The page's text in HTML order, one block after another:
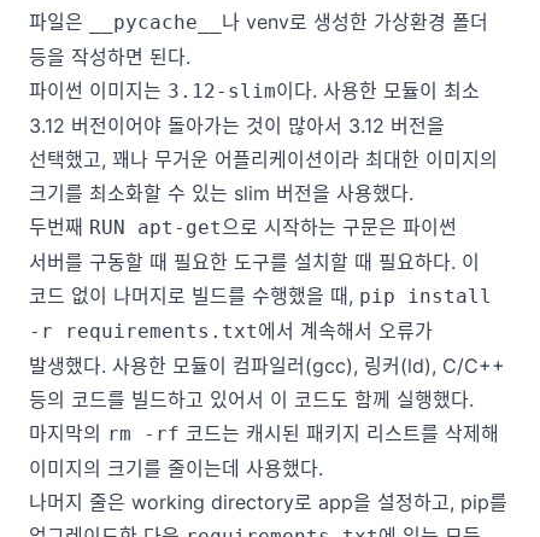
파일은 __pycache__ 나 venv로 생성한 가상환경 폴더
등을 작성하면 된다.
파이썬 이미지는 3.12-slim이다. 사용한 모듈이 최소
3.12 버전이어야 돌아가는 것이 많아서 3.12 버전을
선택했고, 꽤나 무거운 어플리케이션이라 최대한 이미지의
크기를 최소화할 수 있는 slim 버전을 사용했다.
두번째 RUN apt-get으로 시작하는 구문은 파이썬
서버를 구동할 때 필요한 도구를 설치할 때 필요하다. 이
코드 없이 나머지로 빌드를 수행했을 때, pip install
-r requirements.txt에서 계속해서 오류가
발생했다. 사용한 모듈이 컴파일러(gcc), 링커(ld), C/C++
등의 코드를 빌드하고 있어서 이 코드도 함께 실행했다.
마지막의 rm -rf 코드는 캐시된 패키지 리스트를 삭제해
이미지의 크기를 줄이는데 사용했다.
나머지 줄은 working directory로 app을 설정하고, pip를